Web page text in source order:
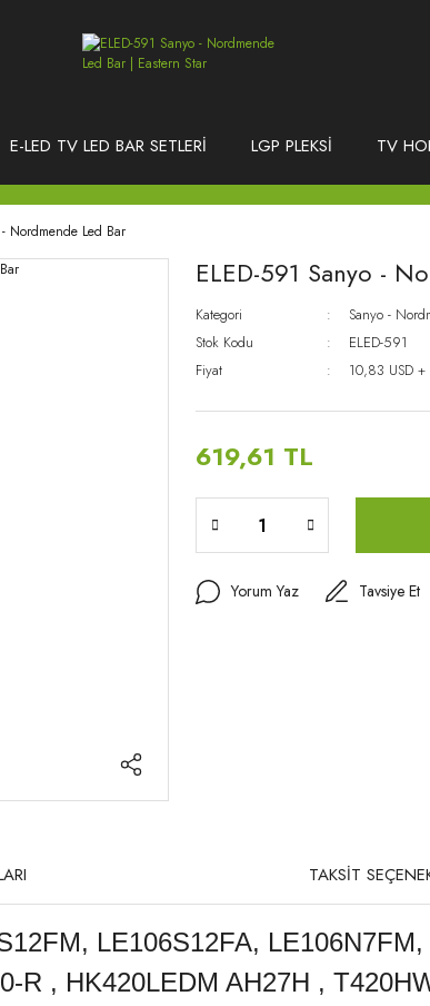
E-LED TV LED BAR SETLERİ LGP PLEKSİ TV
Nordmende Led Bar
ELED-591 Sanyo -
Kategori
Sanyo -
Stok Kodu
ELED-591
Fiyat
10,83 USD +
619,61 TL
Yorum Yaz Tavsiye Et
TAKSİT
LE106S12FA,
R , HK420LEDM AH27H ,